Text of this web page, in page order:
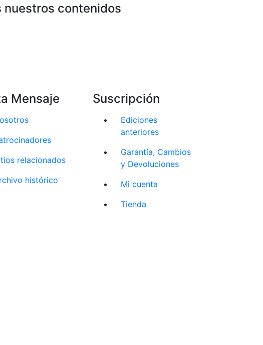
nuestros contenidos
Mensaje
relacionados
histórico
Suscripción
Ediciones
anteriores
Garantía, Cambios
y Devoluciones
Mi cuenta
Tienda